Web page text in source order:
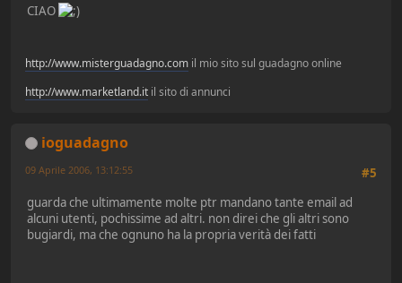
CIAO
http://www.misterguadagno.com il mio sito sul guadagno online
http://www.marketland.it il sito di annunci
ioguadagno
#5
09 Aprile 2006, 13:12:55
guarda che ultimamente molte ptr mandano tante email ad
alcuni utenti, pochissime ad altri. non direi che gli altri sono
bugiardi, ma che ognuno ha la propria verità dei fatti